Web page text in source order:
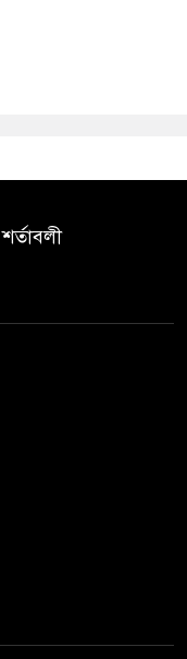
শর্তাবলী